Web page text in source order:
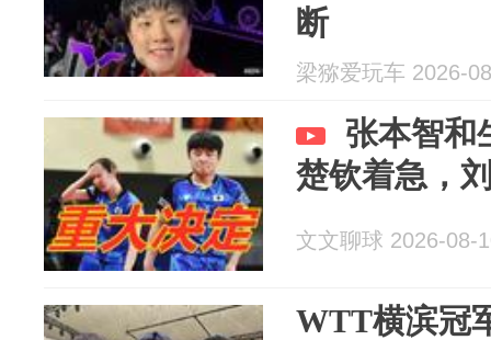
断
梁猕爱玩车 2026-
张本智和
楚钦着急，
文文聊球 2026-08-
WTT横滨冠